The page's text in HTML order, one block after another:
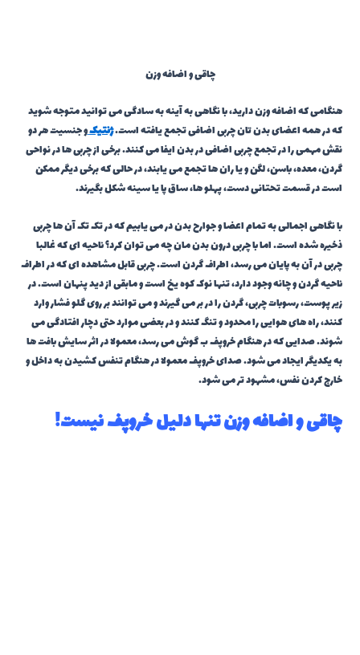
چاقی و اضافه وزن
هنگامی که اضافه وزن دارید، با نگاهی به آینه به سادگی می توانید متوجه شوید
که در همه اعضای بدن تان چربی اضافی تجمع یافته است.ژنتیکو جنسیت هر دو
نقش مهمی را در تجمع چربی اضافی در بدن ایفا می کنند. برخی از چربی ها در نواحی
گردن، معده، باسن، لگن و یا ران ها تجمع می یابند، در حالی که برخی دیگر ممکن
است در قسمت تحتانی دست، پهلو ها، ساق پا یا سینه شکل بگیرند.
با نگاهی اجمالی به تمام اعضا و جوارح بدن در می یابیم که در تک تک آن ها چربی
ذخیره شده است. اما با چربی درون بدن مان چه می توان کرد؟ ناحیه ای که غالبا
چربی در آن به پایان می رسد، اطراف گردن است. چربی قابل مشاهده ای که در اطراف
ناحیه گردن و چانه وجود دارد، تنها نوک کوه یخ است و مابقی از دید پنهان است. در
زیر پوست، رسوبات چربی، گردن را در بر می گیرند و می توانند بر روی گلو فشار وارد
کنند، راه های هوایی را محدود و تنگ کنند و در بعضی موارد حتی دچار افتادگی می
شوند. صدایی که در هنگام خروپف ب گوش می رسد، معمولا در اثر سایش بافت ها
به یکدیگر ایجاد می شود. صدای خروپف معمولا در هنگام تنفس کشیدن به داخل و
خارج کردن نفس، مشهود تر می شود.
چاقی و اضافه وزن تنها دلیل خروپف نیست!